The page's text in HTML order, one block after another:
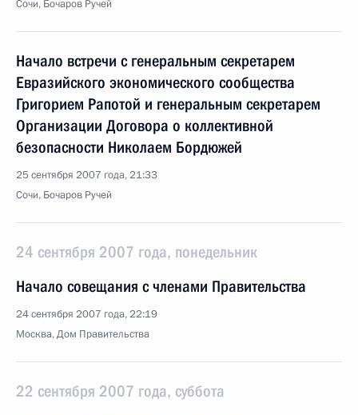
Сочи, Бочаров Ручей
Начало встречи с генеральным секретарем
Евразийского экономического сообщества
Григорием Рапотой и генеральным секретарем
Организации Договора о коллективной
безопасности Николаем Бордюжей
25 сентября 2007 года, 21:33
Сочи, Бочаров Ручей
24 сентября 2007 года, понедельник
Начало совещания с членами Правительства
24 сентября 2007 года, 22:19
Москва, Дом Правительства
22 сентября 2007 года, суббота